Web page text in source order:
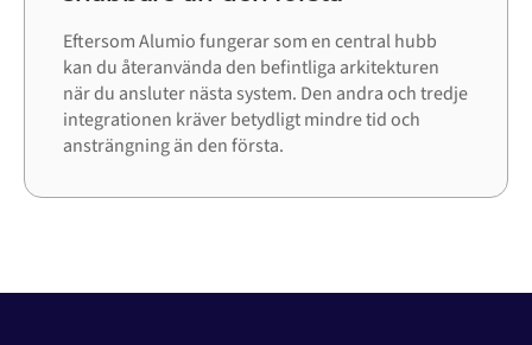
Eftersom Alumio fungerar som en central hubb
kan du återanvända den befintliga arkitekturen
när du ansluter nästa system. Den andra och tredje
integrationen kräver betydligt mindre tid och
ansträngning än den första.